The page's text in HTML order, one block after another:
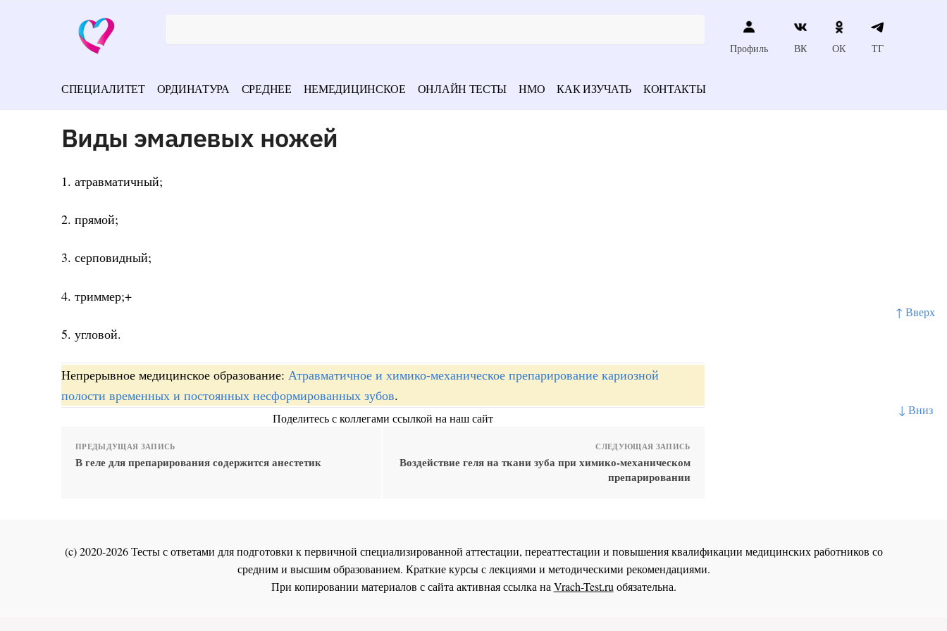
↑ Вверх
↓ Вниз
Профиль ВК ОК ТГ
СПЕЦИАЛИТЕТ ОРДИНАТУРА СРЕДНЕЕ НЕМЕДИЦИНСКОЕ ОНЛАЙН ТЕСТЫ НМО КАК ИЗУЧАТЬ КОНТАКТЫ
Виды эмалевых ножей
1. атравматичный;
2. прямой;
3. серповидный;
4. триммер;+
5. угловой.
Непрерывное медицинское образование: Атравматичное и химико-механическое препарирование кариозной
полости временных и постоянных несформированных зубов.
Поделитесь с коллегами ссылкой на наш сайт
ПРЕДЫДУЩАЯ ЗАПИСЬ
В геле для препарирования содержится анестетик
СЛЕДУЮЩАЯ ЗАПИСЬ
Воздействие геля на ткани зуба при химико-механическом
препарировании
(c) 2020-2026 Тесты с ответами для подготовки к первичной специализированной аттестации, переаттестации и повышения квалификации медицинских работников со
средним и высшим образованием. Краткие курсы с лекциями и методическими рекомендациями.
При копировании материалов с сайта активная ссылка на Vrach-Test.ru обязательна.